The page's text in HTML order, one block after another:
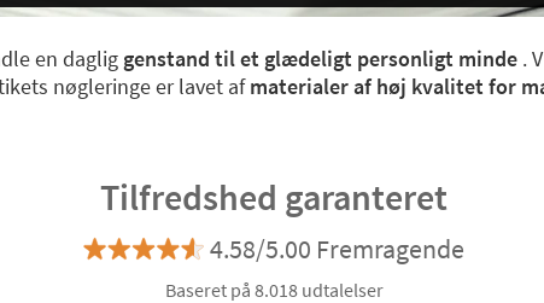
en daglig genstand til et glædeligt personligt minde .
nøgleringe er lavet afmaterialer af høj kvalitet for
Tilfredshed garanteret
4.58/5.00 Fremragende
Baseret på 8.018 udtalelser